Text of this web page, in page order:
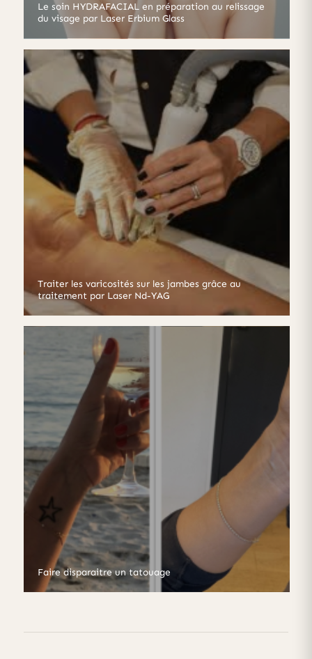
Le soin HYDRAFACIAL en préparation au relissage
du visage par Laser Erbium Glass
Traiter les varicosités sur les jambes grâce au
traitement par Laser Nd-YAG
Faire disparaitre un tatouage